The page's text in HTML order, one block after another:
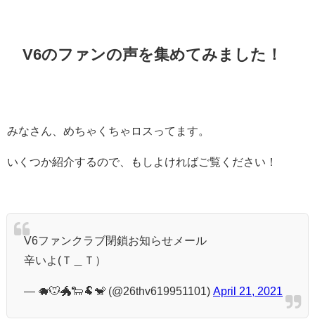
V6のファンの声を集めてみました！
みなさん、めちゃくちゃロスってます。
いくつか紹介するので、もしよければご覧ください！
V6ファンクラブ閉鎖お知らせメール
辛いよ(Ｔ＿Ｔ）
— 🐗🐭🐲🐑🐏🐒 (@26thv619951101) April 21, 2021